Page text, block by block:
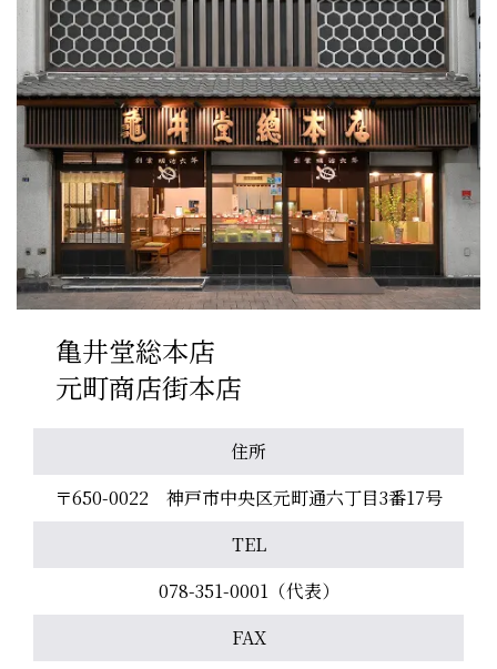
亀井堂総本店
元町商店街本店
住所
〒650-0022 神戸市中央区元町通六丁目3番17号
TEL
078-351-0001（代表）
FAX